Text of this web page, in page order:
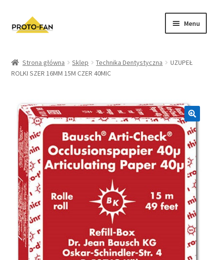
Menu
Kursy Stomatologiczne
FAQ
Zwroty i Reklamacje
Regulamin sklepu
Polityka prywatności
Strona główna Sklep Technika Dentystyczna
UZUPEŁ
ROLKI SZER 16MM 15M CZER 40MIC